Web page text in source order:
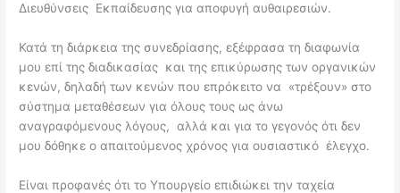
Διευθύνσεις Εκπαίδευσης για αποφυγή αυθαιρεσιών.
Κατά τη διάρκεια της συνεδρίασης, εξέφρασα τη διαφωνία
μου επί της διαδικασίας και της επικύρωσης των οργανικών
κενών, δηλαδή των κενών που επρόκειτο να «τρέξουν» στο
σύστημα μεταθέσεων για όλους τους ως άνω
αναγραφόμενους λόγους, αλλά και για το γεγονός ότι δεν
μου δόθηκε ο απαιτούμενος χρόνος για ουσιαστικό έλεγχο.
Είναι προφανές ότι το Υπουργείο επιδιώκει την ταχεία